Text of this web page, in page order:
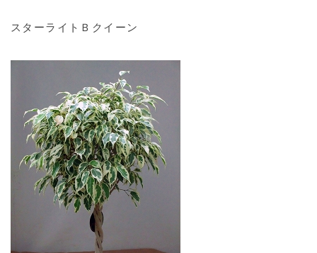
スターライトＢクイーン